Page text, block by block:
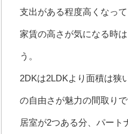
支出がある程度高くなって
家賃の高さが気になる時
う。
2DKは2LDKより面積は狭
の自由さが魅力の間取りで
居室が2つある分、パート